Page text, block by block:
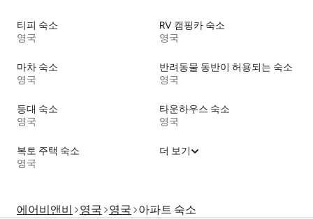
티피 숙소
영국
RV 캠핑카 숙소
영국
마차 숙소
영국
반려동물 동반이 허용되는 숙소
영국
등대 숙소
영국
타운하우스 숙소
영국
복토 주택 숙소
영국
더 보기
에어비앤비 영국 영국 아파트 숙소